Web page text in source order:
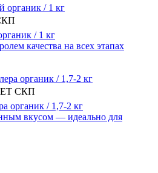
/ 1 кг
качества на всех этапах
СКП
органик / 1,7-2 кг
вкусом — идеально для